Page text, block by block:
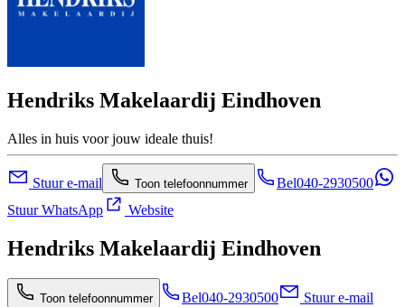
Hendriks Makelaardij Eindhoven
Alles in huis voor jouw ideale thuis!
Stuur e-mail Toon telefoonnummer Bel040-2930500
Stuur WhatsApp
Website
Hendriks Makelaardij Eindhoven
Toon telefoonnummer Bel040-2930500 Stuur e-mail